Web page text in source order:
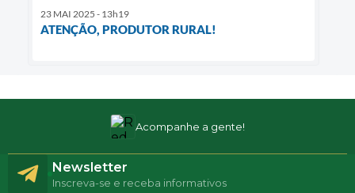
23 MAI 2025 - 13h19
ATENÇÃO, PRODUTOR RURAL!
Acompanhe a gente!
Newsletter
Inscreva-se e receba informativos